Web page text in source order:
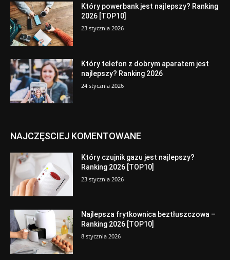
Który powerbank jest najlepszy? Ranking
2026 [TOP10]
23 stycznia 2026
Który telefon z dobrym aparatem jest
najlepszy? Ranking 2026
24 stycznia 2026
NAJCZĘSCIEJ KOMENTOWANE
Który czujnik gazu jest najlepszy?
Ranking 2026 [TOP10]
23 stycznia 2026
Najlepsza frytkownica beztłuszczowa –
Ranking 2026 [TOP10]
8 stycznia 2026